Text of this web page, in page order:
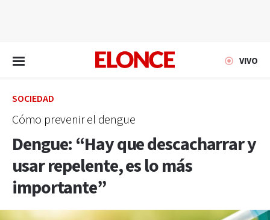
VIVO
SOCIEDAD
Cómo prevenir el dengue
Dengue: “Hay que descacharrar y
usar repelente, es lo más
importante”